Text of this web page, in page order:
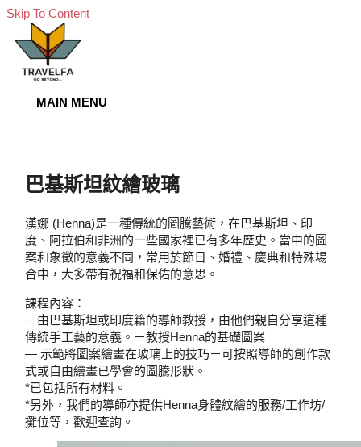
Skip To Content
MAIN MENU
巴基斯坦紋繪玻璃
漢娜 (Henna)是一種傳統的圖騰藝術，在巴基斯坦、印
度、阿拉伯和非洲的一些國家裡已有多年歷史。當中的圖
案和象徵的意義不同，常用於節日、婚禮、慶典和特殊場
合中，大多帶有祝福和保佑的意思。
課程內容：
－由巴基斯坦或印度籍的導師教授，由他們親自分享這種
傳統手工藝的意義。－教授Henna的基礎圖案
— 示範將圖案繪畫在玻璃上的技巧－可按照導師的創作款
式或自由繪畫已學會的圖騰形狀。
*已包括所有材料。
*另外，我們的導師亦提供Henna身體紋繪的服務/工作坊/
攤位等，歡迎查詢。